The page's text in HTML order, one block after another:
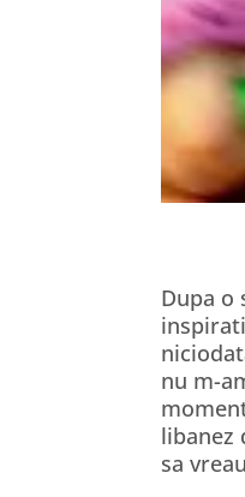
Dupa o
nu m-
libanez
sa